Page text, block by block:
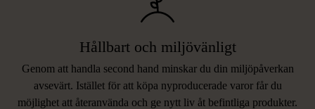
Hållbart och miljövänligt
Genom att handla second hand minskar du din miljöpåverkan
avsevärt. Istället för att köpa nyproducerade varor får du
möjlighet att återanvända och ge nytt liv åt befintliga produkter.